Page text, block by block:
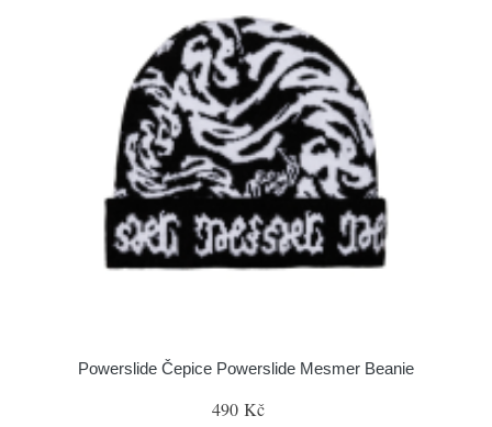
Powerslide Čepice Powerslide Mesmer Beanie
490 Kč